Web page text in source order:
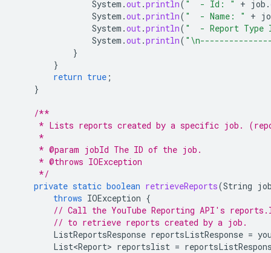
System .out.println( "  - Id: " + job .
System .out.println( "  - Name: " +
System .out.println( "  - Report
System .out.println(
}
}
return true ;
}
/**
* Lists reports created by a specific job.
     *
     * @param jobId The ID of the job.
     * @throws IOException
     */
private static boolean retrieveReports(String
throws IOException {
// Call the YouTube Reporting API's
// to retrieve reports created by a job.
ListReportsResponse reportsListResponse =
List<Report> reportslist =